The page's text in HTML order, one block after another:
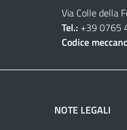
Via Colle della
Tel.: +39 0765
Codice
NOTE LEGALI